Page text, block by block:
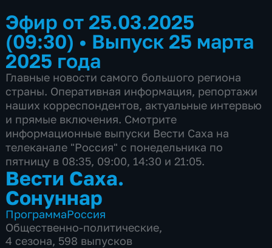
Эфир от 25.03.2025
(09:30) • Выпуск 25 марта
2025 года
Главные новости самого большого региона
страны. Оперативная информация, репортажи
наших корреспондентов, актуальные интервью
и прямые включения. Смотрите
информационные выпуски Вести Саха на
телеканале "Россия" с понедельника по
пятницу в 08:35, 09:00, 14:30 и 21:05.
Вести Саха.
Сонуннар
ПрограммаРоссия
Общественно-политические,
4 сезона, 598 выпусков